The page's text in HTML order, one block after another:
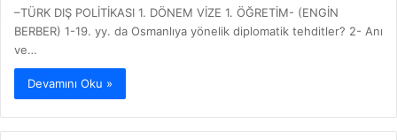
–TÜRK DIŞ POLİTİKASI 1. DÖNEM VİZE 1. ÖĞRETİM- (ENGİN
BERBER) 1-19. yy. da Osmanlıya yönelik diplomatik tehditler? 2- Anı
ve…
Devamını Oku »